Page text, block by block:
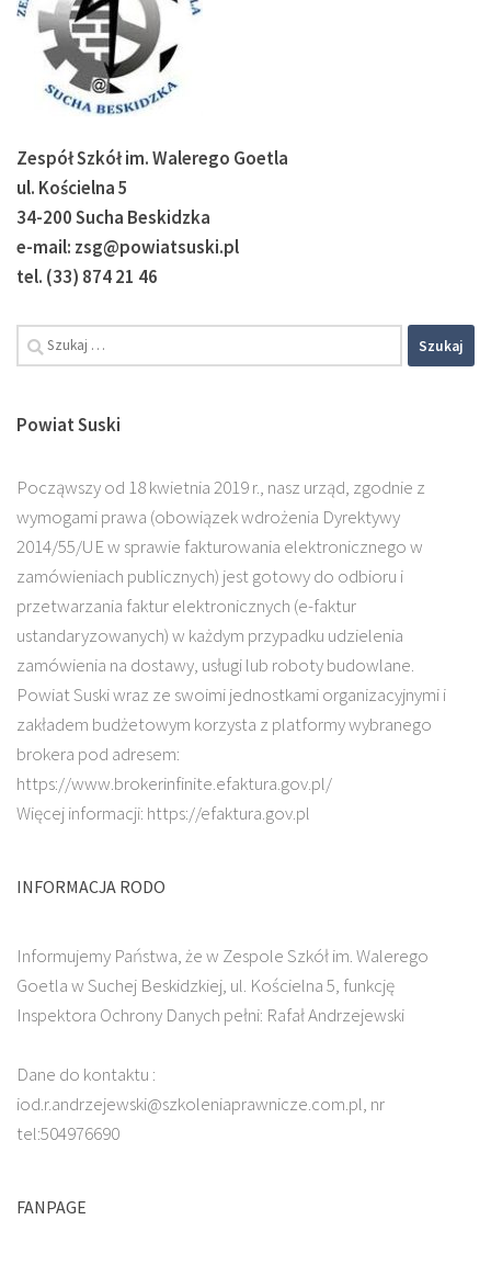
Zespół Szkół im. Walerego Goetla
ul. Kościelna 5
34-200 Sucha Beskidzka
e-mail: zsg@powiatsuski.pl
tel. (33) 874 21 46
Szukaj:
Powiat Suski
Począwszy od 18 kwietnia 2019 r., nasz urząd, zgodnie z
wymogami prawa (obowiązek wdrożenia Dyrektywy
2014/55/UE w sprawie fakturowania elektronicznego w
zamówieniach publicznych) jest gotowy do odbioru i
przetwarzania faktur elektronicznych (e-faktur
ustandaryzowanych) w każdym przypadku udzielenia
zamówienia na dostawy, usługi lub roboty budowlane.
Powiat Suski wraz ze swoimi jednostkami organizacyjnymi i
zakładem budżetowym korzysta z platformy wybranego
brokera pod adresem:
https://www.brokerinfinite.efaktura.gov.pl/
Więcej informacji: https://efaktura.gov.pl
INFORMACJA RODO
Informujemy Państwa, że w Zespole Szkół im. Walerego
Goetla w Suchej Beskidzkiej, ul. Kościelna 5, funkcję
Inspektora Ochrony Danych pełni: Rafał Andrzejewski
Dane do kontaktu :
iod.r.andrzejewski@szkoleniaprawnicze.com.pl, nr
tel:504976690
FANPAGE